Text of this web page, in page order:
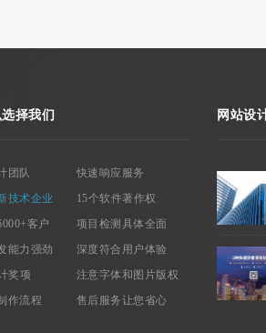
择我们
团队
快速响应服务
技术企业
15个软件著作权
客户
项目检测具体全面
能力强劲
深度符合用户体验
奖项
注意字体和图片版权
作流程
售后服务让您省心
网站设